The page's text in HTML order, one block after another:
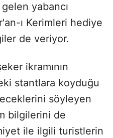
yabancı
ı Kerimleri hediye
de veriyor.
ikramının
stantlara koyduğu
söyleyen
bilgilerini de
ile ilgili turistlerin